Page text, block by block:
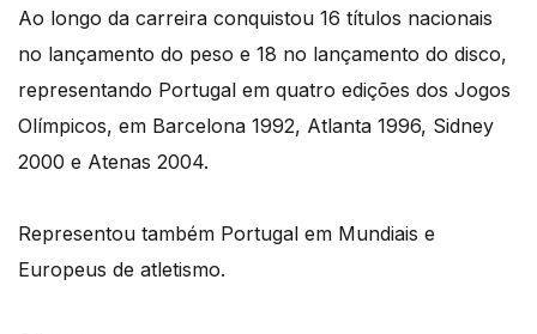
Ao longo da carreira conquistou 16 títulos nacionais
no lançamento do peso e 18 no lançamento do disco,
representando Portugal em quatro edições dos Jogos
Olímpicos, em Barcelona 1992, Atlanta 1996, Sidney
2000 e Atenas 2004.
Representou também Portugal em Mundiais e
Europeus de atletismo.